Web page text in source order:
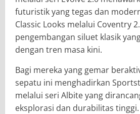
futuristik yang tegas dan
Classic Looks melalui Coventry
pengembangan siluet klasik
dengan tren masa kini.
Bagi mereka yang gemar
sepatu ini menghadirkan
melalui seri Albite yang
eksplorasi dan durabilitas